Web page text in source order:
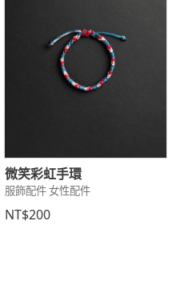
微笑彩虹手環
服飾配件 女性配件
NT$200